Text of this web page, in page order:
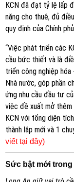
KCN đã đạt tỷ lệ lấp
năng cho thuê, đủ
quy định của Chính
“Việc phát triển các
cầu bức thiết và là
triển công nghiệp
Nhà nước, góp phần
ứng nhu cầu đầu tư
việc đề xuất mở thêm
KCN với tổng diện
thành lập mới và 1
viết tại đây)
Sức bật mới